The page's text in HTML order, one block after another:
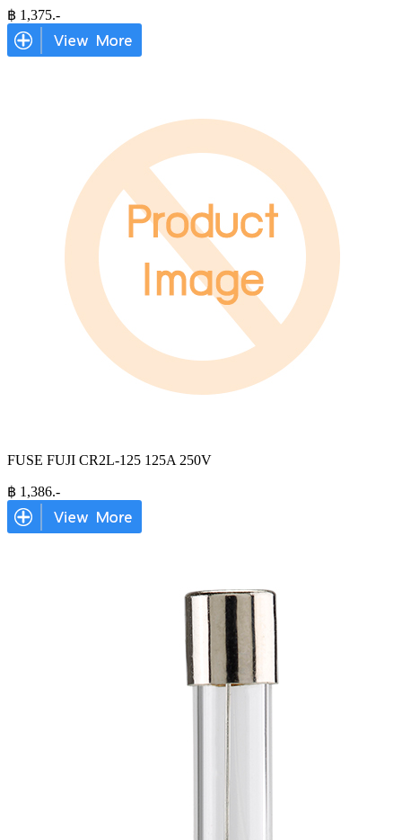
฿ 1,375.-
FUSE FUJI CR2L-125 125A 250V
฿ 1,386.-